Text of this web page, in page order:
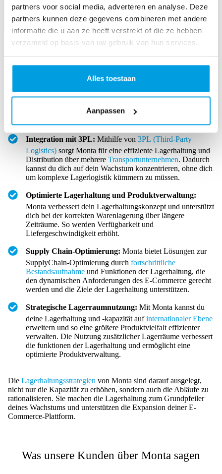
partners voor social media, adverteren en analyse. Deze
partners kunnen deze gegevens combineren met andere
informatie die u aan ze heeft verstrekt of die ze hebben
verzameld op basis van uw gebruik van hun services.
Alles toestaan
Aanpassen
Lagerhaltungsstrategien für mehr E-Commerce-Wachstum
Für E-Commerce-Unternehmen, die skalieren und die
strategischer Lagerhaltung-Praktiken entscheidend. Monta bietet
umfassende Lagerlogistik-Lösungen, um dein Wachstum zu
fördern:
Integration mit 3PL: Mithilfe von 3PL (Third-Party
Logistics) sorgt Monta für eine effiziente Lagerhaltung und
Distribution über mehrere Transportunternehmen. Dadurch
kannst du dich auf dein Wachstum konzentrieren, ohne dich
um komplexe Lagerlogistik kümmern zu müssen.
Optimierte Lagerhaltung und Produktverwaltung:
Monta verbessert dein Lagerhaltungskonzept und unterstützt
dich bei der korrekten Warenlagerung über längere
Zeiträume. So werden Verfügbarkeit und
Liefergeschwindigkeit erhöht.
Supply Chain-Optimierung: Monta bietet Lösungen zur
SupplyChain-Optimierung durch fortschrittliche
Bestandsaufnahme und Funktionen der Lagerhaltung, die
den dynamischen Anforderungen des E-Commerce gerecht
werden und die Ziele der Lagerhaltung unterstützen.
Strategische Lagerraumnutzung: Mit Monta kannst du
deine Lagerhaltung und -kapazität aufinternationaler Ebene
erweitern und so eine größere Produktvielfalt effizienter
verwalten. Die Nutzung zusätzlicher Lagerräume verbessert
die funktionen der Lagerhaltung und ermöglicht eine
optimierte Produktverwaltung.
Die Lagerhaltungsstrategien von Monta sind darauf ausgelegt,
nicht nur die Kapazität zu erhöhen, sondern auch die Abläufe zu
rationalisieren. Sie machen die Lagerhaltung zum Grundpfeiler
deines Wachstums und unterstützen die Expansion deiner E-
Commerce-Plattform.
Was unsere Kunden über Monta sagen